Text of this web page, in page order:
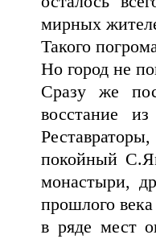
мирных
Такого
Но город не
Сразу же
восстание
покойный
монастыри,
прошлого
в ряде мест